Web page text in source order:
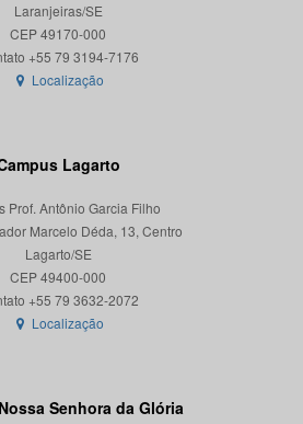
Laranjeiras/SE
CEP 49170-000
Localização
Lagarto
Prof. Antônio Garcia Filho
Marcelo Déda, 13, Centro
Lagarto/SE
CEP 49400-000
Localização
Senhora da Glória